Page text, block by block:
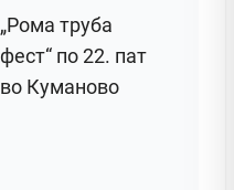
„Рома труба
фест“ по 22. пат
во Куманово